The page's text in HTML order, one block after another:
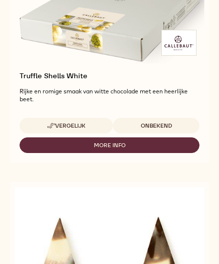
Truffle Shells White
Rijke en romige smaak van witte chocolade met een heerlijke
beet.
VERGELIJK
-
TRUFFLE
WHITE
Beschikbare maten
ONBEKEND
MORE INFO
-